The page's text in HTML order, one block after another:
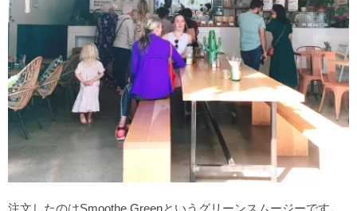
注文したのはSmoothe Greenというグリーンスムージーです。